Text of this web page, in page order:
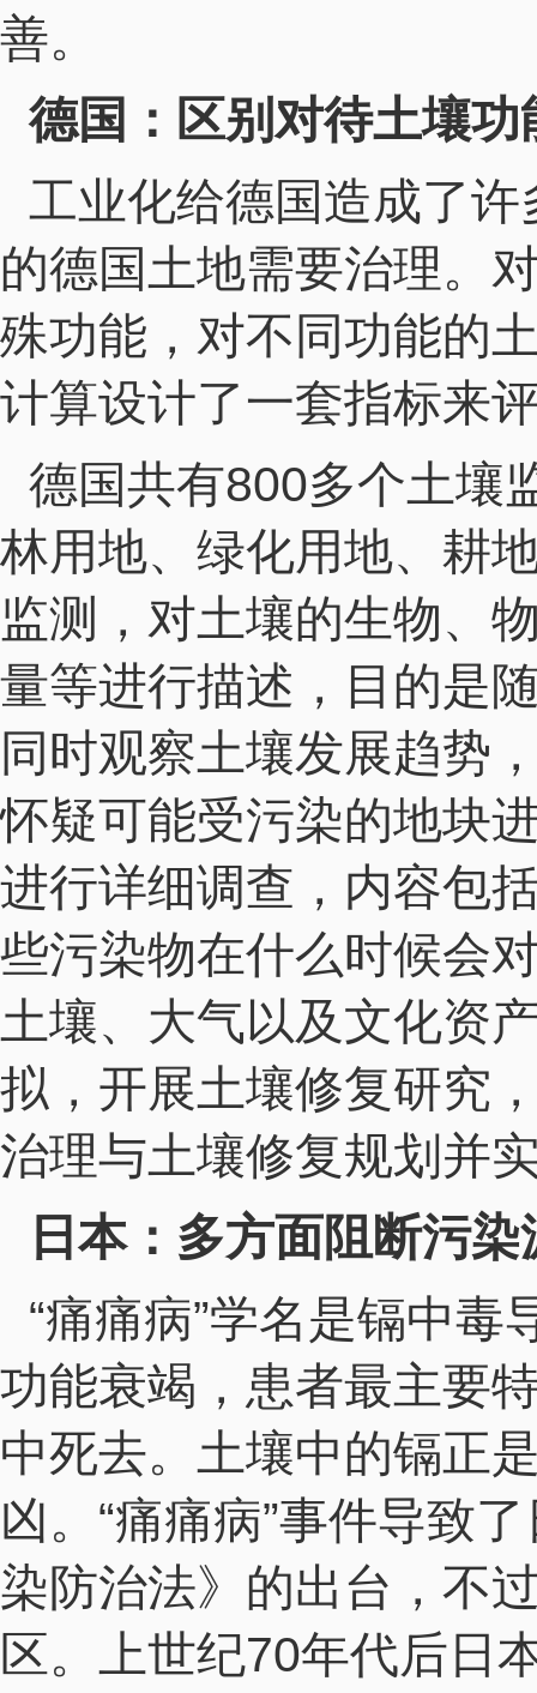
善。
德国：区别对待土壤功
工业化给德国造成了
的德国土地需要治理。
殊功能，对不同功能的
计算设计了一套指标来
德国共有800多个土壤
林用地、绿化用地、耕
监测，对土壤的生物、
量等进行描述，目的是
同时观察土壤发展趋势
怀疑可能受污染的地块
进行详细调查，内容包
些污染物在什么时候会
土壤、大气以及文化资
拟，开展土壤修复研究
治理与土壤修复规划并
日本：多方面阻断污染
“痛痛病”学名是镉中
功能衰竭，患者最主要
中死去。土壤中的镉正
凶。“痛痛病”事件导致
染防治法》的出台，不
区。上世纪70年代后日